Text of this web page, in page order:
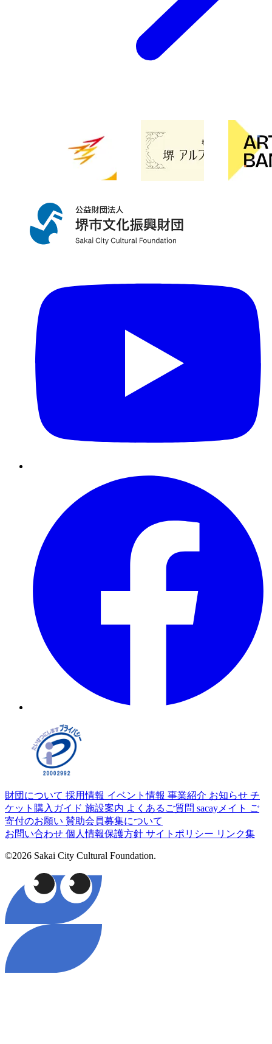
財団について 採用情報 イベント情報 事業紹介 お知らせ チ
ケット購入ガイド 施設案内 よくあるご質問 sacayメイト ご
寄付のお願い 賛助会員募集について
お問い合わせ 個人情報保護方針 サイトポリシー リンク集
©2026 Sakai City Cultural Foundation.